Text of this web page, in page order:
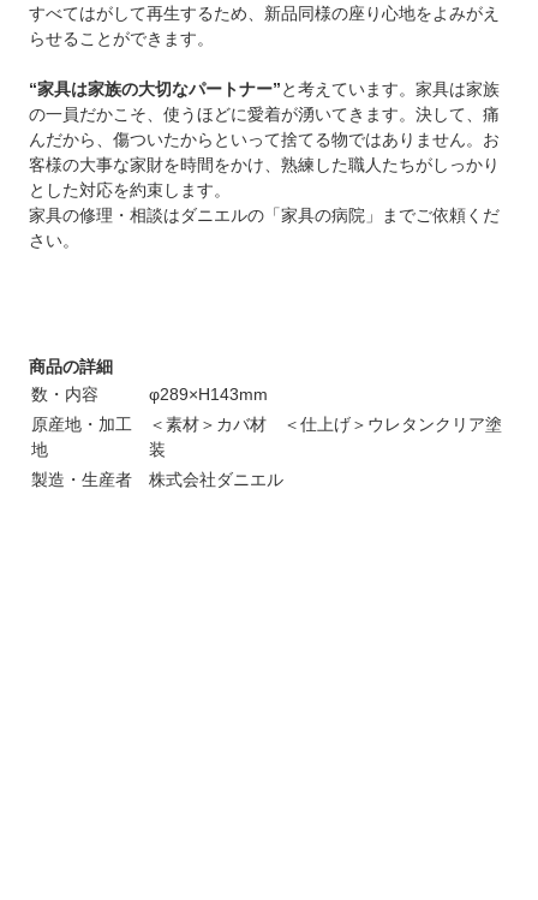
すべてはがして再生するため、新品同様の座り心地をよみがえ
らせることができます。
“家具は家族の大切なパートナー”と考えています。家具は家族
の一員だかこそ、使うほどに愛着が湧いてきます。決して、痛
んだから、傷ついたからといって捨てる物ではありません。お
客様の大事な家財を時間をかけ、熟練した職人たちがしっかり
とした対応を約束します。
家具の修理・相談はダニエルの「家具の病院」までご依頼くだ
さい。
商品の詳細
数・内容
φ289×H143mm
原産地・加工
地
＜素材＞カバ材 ＜仕上げ＞ウレタンクリア塗
装
製造・生産者
株式会社ダニエル